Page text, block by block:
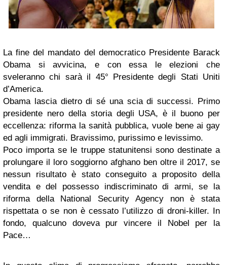
La fine del mandato del democratico Presidente Barack
Obama si avvicina, e con essa le elezioni che
sveleranno chi sarà il 45° Presidente degli Stati Uniti
d’America.
Obama lascia dietro di sé una scia di successi. Primo
presidente nero della storia degli USA, è il buono per
eccellenza: riforma la sanità pubblica, vuole bene ai gay
ed agli immigrati. Bravissimo, purissimo e levissimo.
Poco importa se le truppe statunitensi sono destinate a
prolungare il loro soggiorno afghano ben oltre il 2017, se
nessun risultato è stato conseguito a proposito della
vendita e del possesso indiscriminato di armi, se la
riforma della National Security Agency non è stata
rispettata o se non è cessato l’utilizzo di droni-killer. In
fondo, qualcuno doveva pur vincere il Nobel per la
Pace…